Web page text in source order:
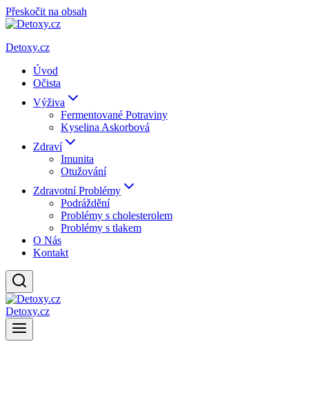
Přeskočit na obsah
Detoxy.cz
Úvod
Očista
Výživa
Fermentované Potraviny
Kyselina Askorbová
Zdraví
Imunita
Otužování
Zdravotní Problémy
Podráždění
Problémy s cholesterolem
Problémy s tlakem
O Nás
Kontakt
Detoxy.cz